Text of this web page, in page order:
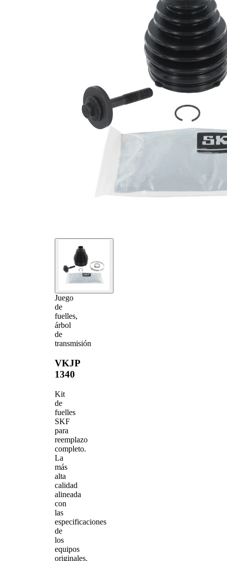
Juego
de
fuelles,
árbol
de
transmisión
VKJP
1340
Kit
de
fuelles
SKF
para
reemplazo
completo.
La
más
alta
calidad
alineada
con
las
especificaciones
de
los
equipos
originales.